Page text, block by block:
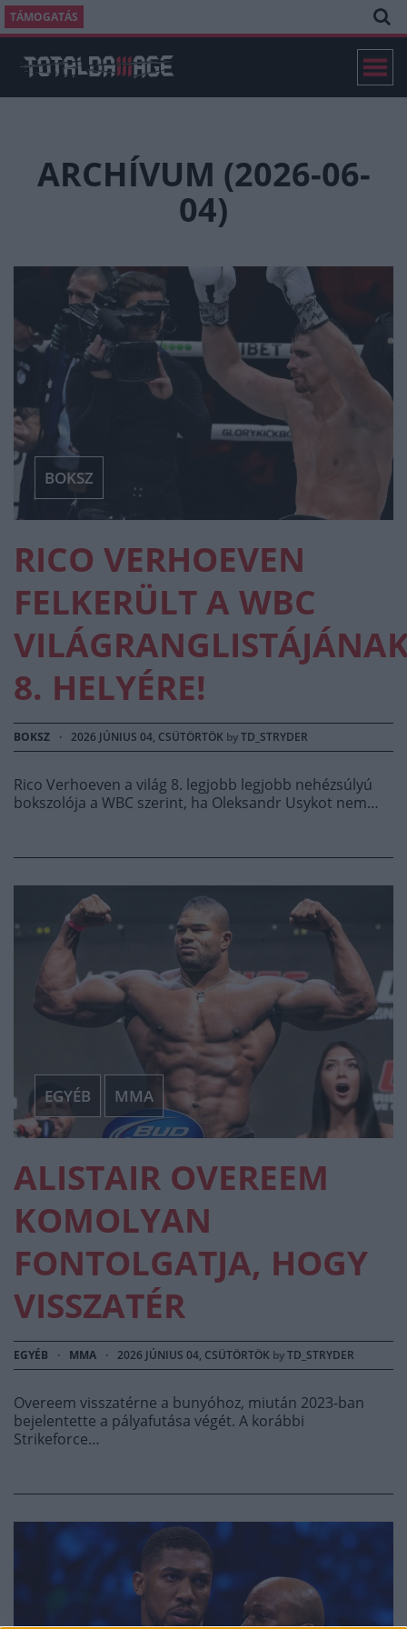
TÁMOGATÁS
ARCHÍVUM (2026-06-
04)
BOKSZ
RICO VERHOEVEN
FELKERÜLT A WBC
8. HELYÉRE!
BOKSZ · 2026 JÚNIUS 04, CSÜTÖRTÖK byTD_STRYDER
Rico Verhoeven a világ 8. legjobb legjobb nehézsúlyú
bokszolója a WBC szerint, ha Oleksandr Usykot nem…
EGYÉB MMA
ALISTAIR OVEREEM
KOMOLYAN
FONTOLGATJA, HOGY
VISSZATÉR
EGYÉB · MMA · 2026 JÚNIUS 04, CSÜTÖRTÖK byTD_STRYDER
Overeem visszatérne a bunyóhoz, miután 2023-ban
bejelentette a pályafutása végét. A korábbi
Strikeforce…